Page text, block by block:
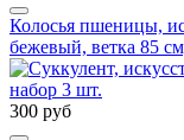
Колосья пшеницы,
бежевый, ветка 85
300 руб